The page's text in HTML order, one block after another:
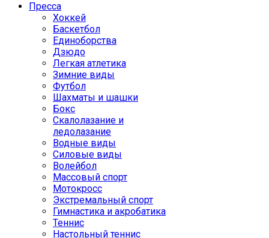
Пресса
Хоккей
Баскетбол
Единоборства
Дзюдо
Легкая атлетика
Зимние виды
Футбол
Шахматы и шашки
Бокс
Скалолазание и
ледолазание
Водные виды
Силовые виды
Волейбол
Массовый спорт
Мотокросс
Экстремальный спорт
Гимнастика и акробатика
Теннис
Настольный теннис